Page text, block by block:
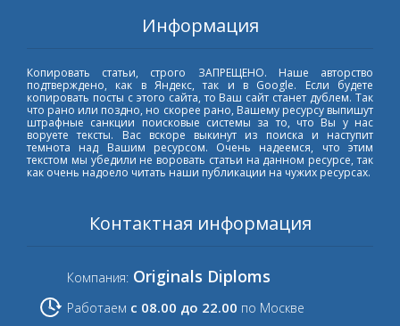
Информация
Копировать статьи, строго ЗАПРЕЩЕНО. Наше авторство
подтверждено, как в Яндекс, так и в Google. Если будете
копировать посты с этого сайта, то Ваш сайт станет дублем. Так
что рано или поздно, но скорее рано, Вашему ресурсу выпишут
штрафные санкции поисковые системы за то, что Вы у нас
воруете тексты. Вас вскоре выкинут из поиска и наступит
темнота над Вашим ресурсом. Очень надеемся, что этим
текстом мы убедили не воровать статьи на данном ресурсе, так
как очень надоело читать наши публикации на чужих ресурсах.
Контактная информация
Компания: Originals Diploms
Работаем с 08.00 до 22.00 по Москве